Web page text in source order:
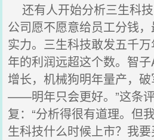
还有人开始分析三生科
公司愿不愿意给员工分钱
实力。三生科技敢发五千
年的利润远超这个数。智
增长，机械狗明年量产，
——明年只会更好。”这条
复：“分析得很有道理。但
生科技什么时候上市？我